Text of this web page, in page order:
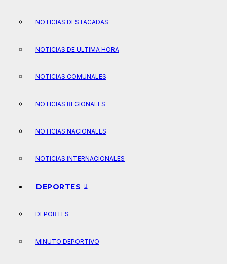
NOTICIAS DESTACADAS
NOTICIAS DE ÚLTIMA HORA
NOTICIAS COMUNALES
NOTICIAS REGIONALES
NOTICIAS NACIONALES
NOTICIAS INTERNACIONALES
DEPORTES
DEPORTES
MINUTO DEPORTIVO